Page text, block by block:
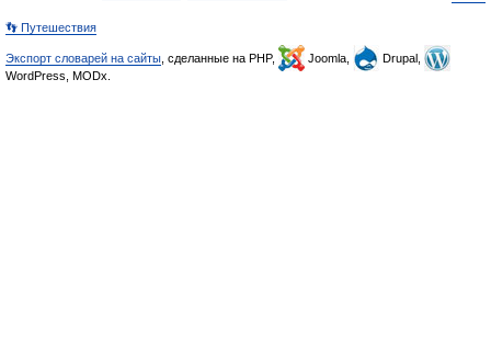
👣 Путешествия
Экспорт словарей на сайты , сделанные на PHP, Joomla,
Drupal,
WordPress, MODx.